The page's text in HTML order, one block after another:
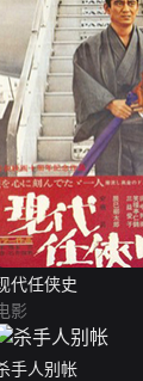
代任侠史
影
手人别帐